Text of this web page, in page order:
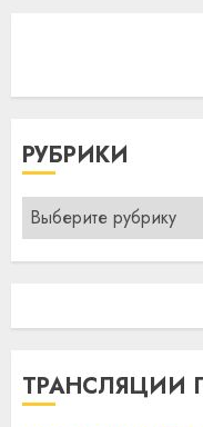
РУБРИКИ
Рубрики
ТРАНСЛЯЦИИ